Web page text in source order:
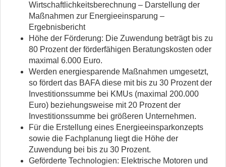
Wirtschaftlichkeitsberechnung – Darstellung der
Maßnahmen zur Energieeinsparung –
Ergebnisbericht
Höhe der Förderung: Die Zuwendung beträgt bis zu
80 Prozent der förderfähigen Beratungskosten oder
maximal 6.000 Euro.
Werden energiesparende Maßnahmen umgesetzt,
so fördert das BAFA diese mit bis zu 30 Prozent der
Investitionssumme bei KMUs (maximal 200.000
Euro) beziehungsweise mit 20 Prozent der
Investitionssumme bei größeren Unternehmen.
Für die Erstellung eines Energieeinsparkonzepts
sowie die Fachplanung liegt die Höhe der
Zuwendung bei bis zu 30 Prozent.
Geförderte Technologien: Elektrische Motoren und